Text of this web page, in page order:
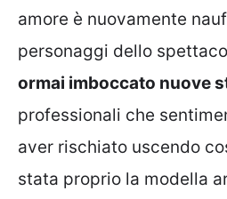
amore è nuovamente
personaggi dello
ormai imboccato nuove
professionali che
aver rischiato uscendo
stata proprio la modella